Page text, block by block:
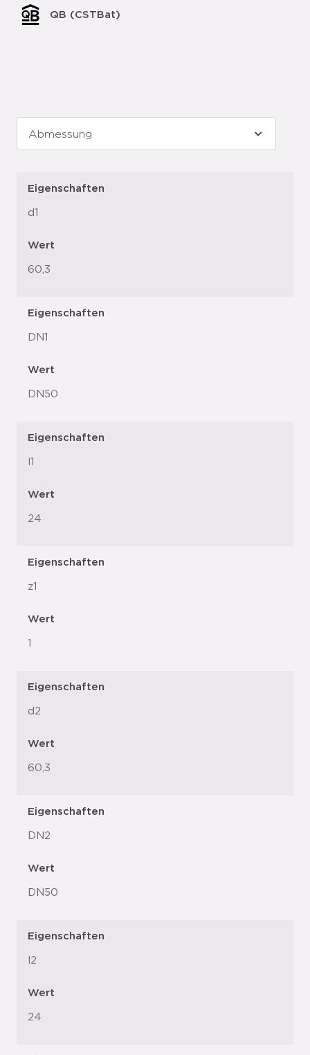
QB (CSTBat)
Eigenschaften
d1
Wert
60,3
Eigenschaften
DN1
Wert
DN50
Eigenschaften
l1
Wert
24
Eigenschaften
z1
Wert
1
Eigenschaften
d2
Wert
60,3
Eigenschaften
DN2
Wert
DN50
Eigenschaften
l2
Wert
24